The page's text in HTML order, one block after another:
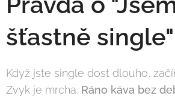
šťastně single"
Když jste single dost dlouho,
Zvyk je mrcha. Ráno káva bez